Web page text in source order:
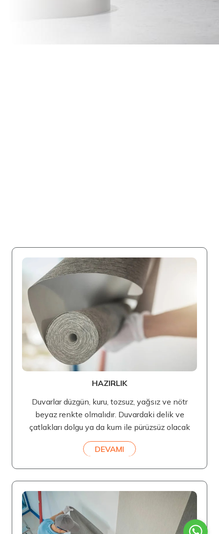
HAZIRLIK
Duvarlar düzgün, kuru, tozsuz, yağsız ve nötr
beyaz renkte olmalıdır. Duvardaki delik ve
çatlakları dolgu ya da kum ile pürüzsüz olacak
DEVAMI